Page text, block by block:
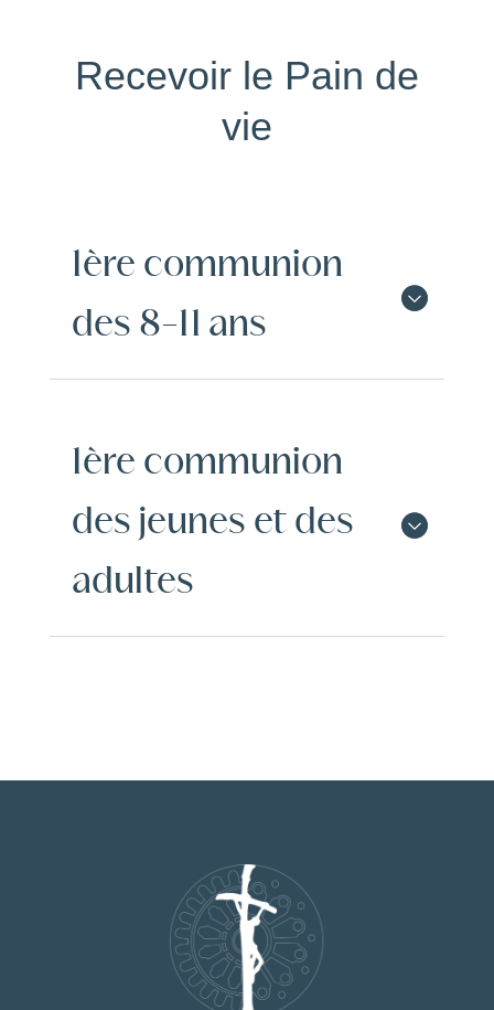
Recevoir le Pain de
vie
1ère communion
des 8-11 ans
1ère communion
des jeunes et des
adultes